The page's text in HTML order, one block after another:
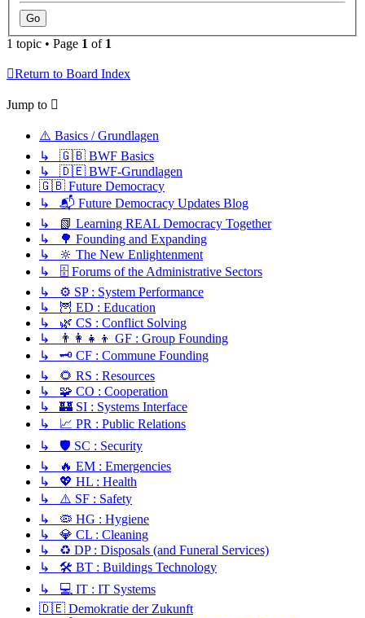
1 topic • Page 1 of 1
Return to Board Index
Jump to
⚠️ Basics / Grundlagen
↳ 🇬🇧 BWF Basics
↳ 🇩🇪 BWF-Grundlagen
🇬🇧 Future Democracy
↳ 📬 Future Democracy Updates Blog
↳ 📗 Learning REAL Democracy Together
↳ 🌳 Founding and Expanding
↳ 🔆 The New Enlightenment
↳ 🗄️ Forums of the Administrative Sectors
↳ ⚙️ SP : System Performance
↳ 🦉 ED : Education
↳ 🌿 CS : Conflict Solving
↳ 👨‍👩‍👧‍👦 GF : Group Founding
↳ 🗝️ CF : Commune Founding
↳ 🌻 RS : Resources
↳ 🧩 CO : Cooperation
↳ 🏰 SI : Systems Interface
↳ 📈 PR : Public Relations
↳ 🛡️ SC : Security
↳ 🔥 EM : Emergencies
↳ 💖 HL : Health
↳ ⚠️ SF : Safety
↳ 🦠 HG : Hygiene
↳ 💎 CL : Cleaning
↳ ♻️ DP : Disposals (and Funeral Services)
↳ 🛠️ BT : Buildings Technology
↳ 💻 IT : IT Systems
🇩🇪 Demokratie der Zukunft